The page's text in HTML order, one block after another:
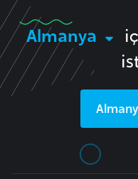
Almanya
r
a
t
i